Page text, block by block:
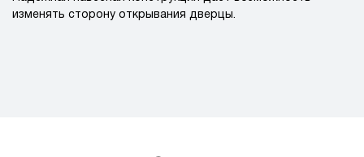
изменять сторону открывания дверцы.